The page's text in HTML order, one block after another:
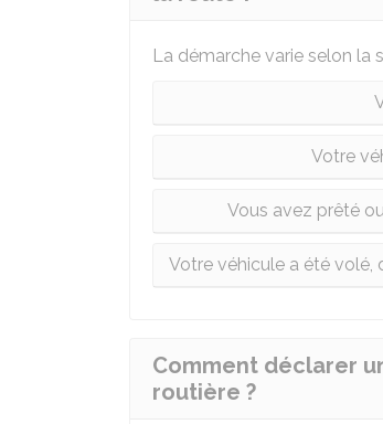
La démarche varie selon la
Votre
Vous avez prêté
Votre véhicule a été volé,
Comment déclarer
routière ?